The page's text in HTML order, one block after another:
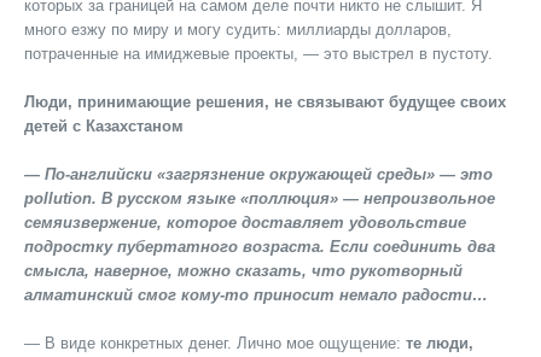
которых за границей на самом деле почти никто не слышит. Я
много езжу по миру и могу судить: миллиарды долларов,
потраченные на имиджевые проекты, — это выстрел в пустоту.
Люди, принимающие решения, не связывают будущее своих
детей с Казахстаном
— По-английски «загрязнение окружающей среды» — это
pollution. В русском языке «поллюция» — непроизвольное
семяизвержение, которое доставляет удовольствие
подростку пубертатного возраста. Если соединить два
смысла, наверное, можно сказать, что рукотворный
алматинский смог кому-то приносит немало радости…
— В виде конкретных денег. Лично мое ощущение: те люди,